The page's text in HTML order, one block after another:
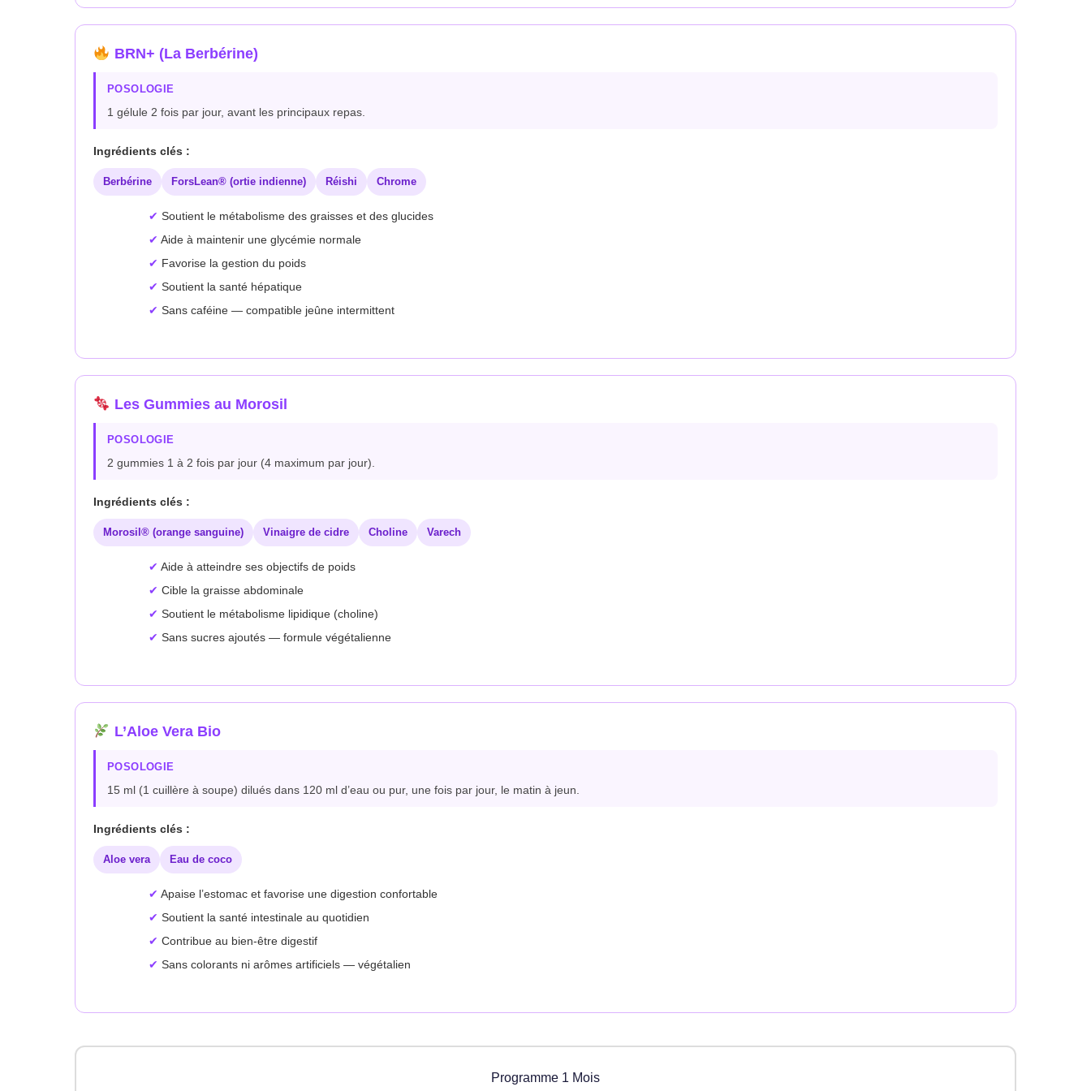
BRN+ (La Berbérine)
POSOLOGIE
1 gélule 2 fois par jour, avant les principaux repas.
Ingrédients clés :
Berbérine ForsLean® (ortie indienne) Réishi Chrome
Soutient le métabolisme des graisses et des glucides
Aide à maintenir une glycémie normale
Favorise la gestion du poids
Soutient la santé hépatique
Sans caféine — compatible jeûne intermittent
Les Gummies au Morosil
POSOLOGIE
2 gummies 1 à 2 fois par jour (4 maximum par jour).
Ingrédients clés :
Morosil® (orange sanguine) Vinaigre de cidre Choline Varech
Aide à atteindre ses objectifs de poids
Cible la graisse abdominale
Soutient le métabolisme lipidique (choline)
Sans sucres ajoutés — formule végétalienne
L’Aloe Vera Bio
POSOLOGIE
15 ml (1 cuillère à soupe) dilués dans 120 ml d’eau ou pur, une fois par jour, le matin à jeun.
Ingrédients clés :
Aloe vera Eau de coco
Apaise l’estomac et favorise une digestion confortable
Soutient la santé intestinale au quotidien
Contribue au bien-être digestif
Sans colorants ni arômes artificiels — végétalien
Programme 1 Mois